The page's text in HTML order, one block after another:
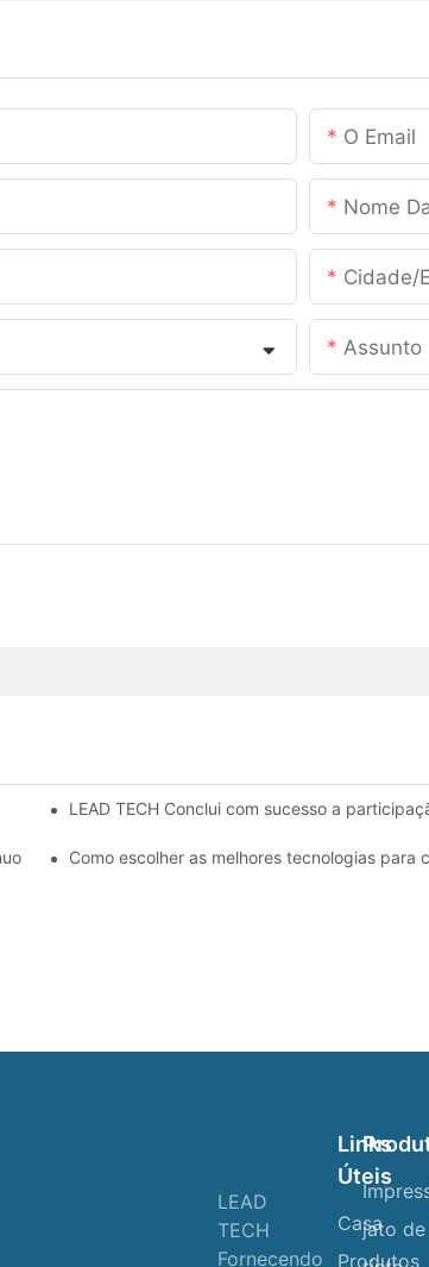
O Email
Nome
Cidade/
Assunto
LEAD TECH Conclui com sucesso a
Como escolher as melhores tecnologias
LEAD
TECH
Fornecendo
Links
Úteis
Casa
Produtos
jato de